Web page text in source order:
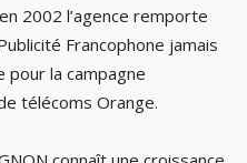
2002 l’agence remporte
Francophone jamais
pour la campagne
télécoms Orange.